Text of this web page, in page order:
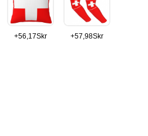
+56,17Skr +57,98Skr